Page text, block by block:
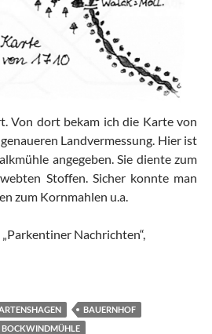
Von dort bekam ich die Karte von
Landvermessung. Hier ist
angegeben. Sie diente zum
Stoffen. Sicher konnte man
zum Kornmahlen u.a.
Nachrichten“,
BAUERNHOF
BOCKWINDMÜHLE